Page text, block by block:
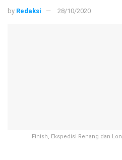
by Redaksi 28/10/2020
Finish, Ekspedisi Renang dan